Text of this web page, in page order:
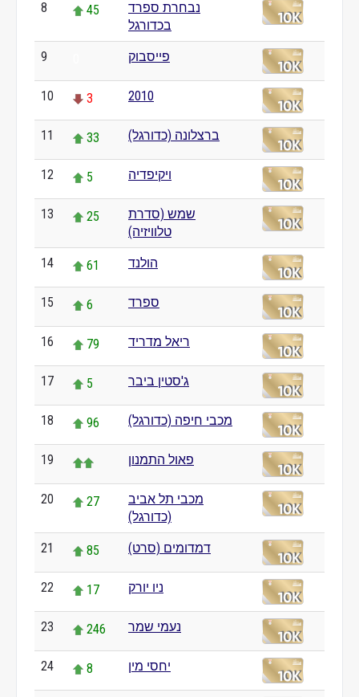
8 45
נבחרת ספרד
בכדורגל
9 פייסבוק
10 3 2010
11 33 ברצלונה (כדורגל)
12 5 ויקיפדיה
13 25
שמש (סדרת
טלוויזיה)
14 61 הולנד
15 6 ספרד
16 79 ריאל מדריד
17 5 ג'סטין ביבר
18 96 מכבי חיפה (כדורגל)
19 פאול התמנון
20 27
מכבי תל אביב
(כדורגל)
21 85 דמדומים (סרט)
22 17 ניו יורק
23 246 נעמי שמר
24 8 יחסי מין